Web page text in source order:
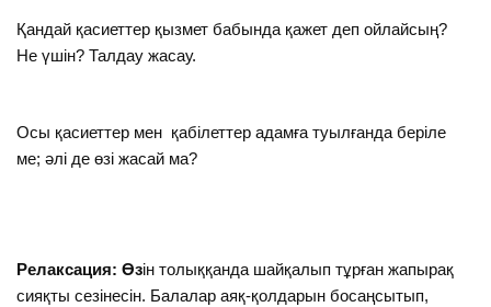
Қандай қасиеттер қызмет бабында қажет деп ойлайсың?
Не үшін? Талдау жасау.
Осы қасиеттер мен қабілеттер адамға туылғанда беріле
ме; әлі де өзі жасай ма?
Релаксация: Өзін толыққанда шайқалып тұрған жапырақ
сияқты сезінесін. Балалар аяқ-қолдарын босаңсытып,